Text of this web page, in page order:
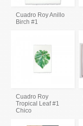
Cuadro Roy Anillo
Birch #1
Cuadro Roy
Tropical Leaf #1
Chico